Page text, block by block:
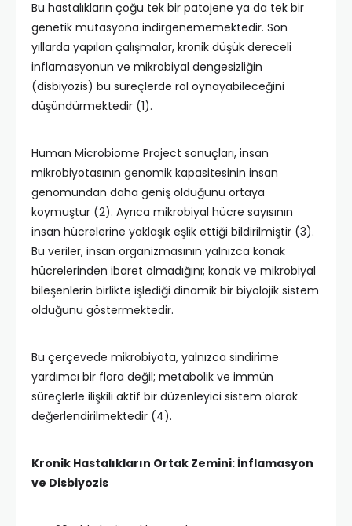
Bu hastalıkların çoğu tek bir patojene ya da tek bir
genetik mutasyona indirgenememektedir. Son
yıllarda yapılan çalışmalar, kronik düşük dereceli
inflamasyonun ve mikrobiyal dengesizliğin
(disbiyozis) bu süreçlerde rol oynayabileceğini
düşündürmektedir (1).
Human Microbiome Project sonuçları, insan
mikrobiyotasının genomik kapasitesinin insan
genomundan daha geniş olduğunu ortaya
koymuştur (2). Ayrıca mikrobiyal hücre sayısının
insan hücrelerine yaklaşık eşlik ettiği bildirilmiştir (3).
Bu veriler, insan organizmasının yalnızca konak
hücrelerinden ibaret olmadığını; konak ve mikrobiyal
bileşenlerin birlikte işlediği dinamik bir biyolojik sistem
olduğunu göstermektedir.
Bu çerçevede mikrobiyota, yalnızca sindirime
yardımcı bir flora değil; metabolik ve immün
süreçlerle ilişkili aktif bir düzenleyici sistem olarak
değerlendirilmektedir (4).
Kronik Hastalıkların Ortak Zemini: İnflamasyon
ve Disbiyozis